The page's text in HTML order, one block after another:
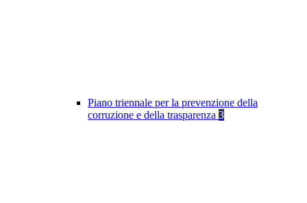
Piano triennale per la prevenzione della
corruzione e della trasparenza 3